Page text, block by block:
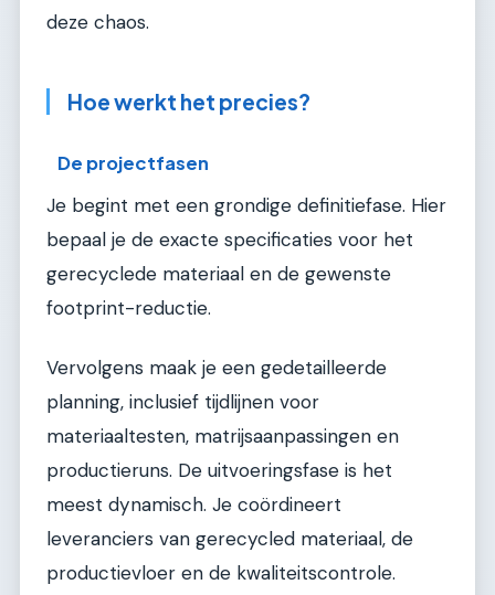
deze chaos.
Hoe werkt het precies?
De projectfasen
Je begint met een grondige definitiefase. Hier
bepaal je de exacte specificaties voor het
gerecyclede materiaal en de gewenste
footprint-reductie.
Vervolgens maak je een gedetailleerde
planning, inclusief tijdlijnen voor
materiaaltesten, matrijsaanpassingen en
productieruns. De uitvoeringsfase is het
meest dynamisch. Je coördineert
leveranciers van gerecycled materiaal, de
productievloer en de kwaliteitscontrole.